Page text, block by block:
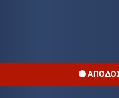
ΑΠΟΔΌΣΕΙΣ